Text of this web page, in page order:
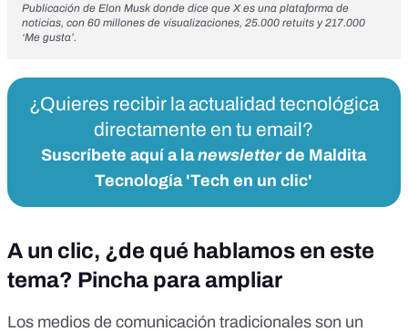
Publicación de Elon Musk donde dice que X es una plataforma de
noticias, con 60 millones de visualizaciones, 25.000 retuits y 217.000
‘Me gusta’.
¿Quieres recibir la actualidad tecnológica
directamente en tu email?
Suscríbete aquí a lanewsletterde Maldita
Tecnología 'Tech en un clic'
A un clic, ¿de qué hablamos en este
tema? Pincha para ampliar
Los medios de comunicación tradicionales son un